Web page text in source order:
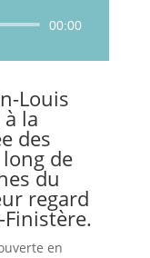
00:00
Louis
la
des
de
du
regard
en